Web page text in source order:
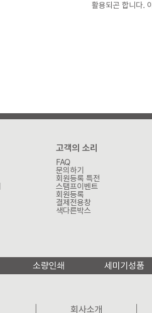
활용되곤 합니다.
고객의 소리
FAQ
문의하기
회원등록 특전
스탬프이벤트
회원등록
결제전용창
색다른박스
소량인쇄 세미기성품
회사소개